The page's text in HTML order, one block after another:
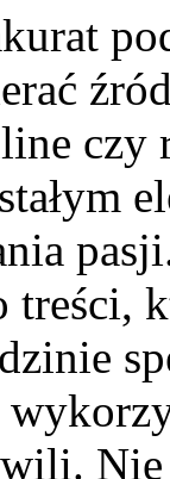
czy
treści,